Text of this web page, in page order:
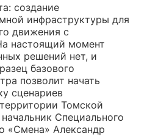
создание
инфраструктуры для
движения с
настоящий момент
решений нет, и
базового
позволит начать
сценариев
Томской
Специального
«Смена» Александр